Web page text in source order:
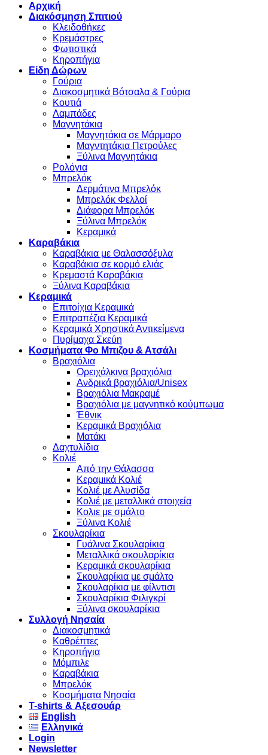
Αρχική
Διακόσμηση Σπιτιού
Κλειδοθήκες
Κρεμάστρες
Φωτιστικά
Κηροπήγια
Είδη Δώρων
Γούρια
Διακοσμητικά Βότσαλα & Γούρια
Κουτιά
Λαμπάδες
Μαγνητάκια
Μαγνητάκια σε Μάρμαρο
Μαγντητάκια Πετρούλες
Ξύλινα Μαγνητάκια
Ρολόγια
Μπρελόκ
Δερμάτινα Μπρελόκ
Μπρελόκ Φελλοί
Διάφορα Μπρελόκ
Ξύλινα Μπρελόκ
Κεραμικά
Καραβάκια
Καραβάκια με Θαλασσόξυλα
Καραβάκια σε κορμό ελιάς
Κρεμαστά Καραβάκια
Ξύλινα Καραβάκια
Κεραμικά
Επιτοίχια Κεραμικά
Επιτραπέζια Κεραμικά
Κεραμικά Χρηστικά Αντικείμενα
Πυρίμαχα Σκεύη
Κοσμήματα Φο Μπιζου & Ατσάλι
Βραχιόλια
Oρειχάλκινα βραχιόλια
Ανδρικά βραχιόλια/Unisex
Βραχιόλια Μακραμέ
Βραχιόλια με μαγνητικό κούμπωμα
Έθνικ
Κεραμικά Βραχιόλια
Ματάκι
Δαχτυλίδια
Κολιέ
Από την Θάλασσα
Κεραμικά Κολιέ
Κολιέ με Αλυσίδα
Κολιέ με μεταλλικά στοιχεία
Κολιε με σμάλτο
Ξύλινα Κολιέ
Σκουλαρίκια
Γυάλινα Σκουλαρίκια
Μεταλλικά σκουλαρίκια
Κεραμικά σκουλαρίκια
Σκουλαρίκια με σμάλτο
Σκουλαρίκια με φίλντισι
Σκουλαρίκια Φιλιγκρί
Ξύλινα σκουλαρίκια
Συλλογή Νησαία
Διακοσμητικά
Καθρέπτες
Κηροπήγια
Μόμπιλε
Καραβάκια
Μπρελόκ
Κοσμήματα Νησαία
Τ-shirts & Αξεσουάρ
English
Ελληνικά
Login
Newsletter